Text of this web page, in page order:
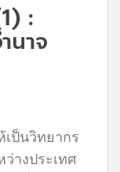
:
นาจ
เป็นวิทยากร
างประเทศ